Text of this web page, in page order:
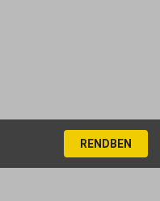
RENDBEN